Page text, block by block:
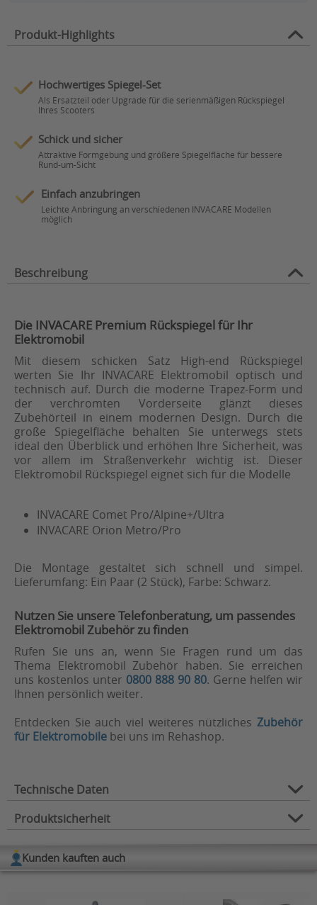
Produkt-Highlights
Hochwertiges Spiegel-Set
Als Ersatzteil oder Upgrade für die serienmäßigen Rückspiegel
Ihres Scooters
Schick und sicher
Attraktive Formgebung und größere Spiegelfläche für bessere
Rund-um-Sicht
Einfach anzubringen
Leichte Anbringung an verschiedenen INVACARE Modellen
möglich
Beschreibung
Die INVACARE Premium Rückspiegel für Ihr
Elektromobil
Mit diesem schicken Satz High-end Rückspiegel
werten Sie Ihr INVACARE Elektromobil optisch und
technisch auf. Durch die moderne Trapez-Form und
der verchromten Vorderseite glänzt dieses
Zubehörteil in einem modernen Design. Durch die
große Spiegelfläche behalten Sie unterwegs stets
ideal den Überblick und erhöhen Ihre Sicherheit, was
vor allem im Straßenverkehr wichtig ist. Dieser
Elektromobil Rückspiegel eignet sich für die Modelle
INVACARE Comet Pro/Alpine+/Ultra
INVACARE Orion Metro/Pro
Die Montage gestaltet sich schnell und simpel.
Lieferumfang: Ein Paar (2 Stück), Farbe: Schwarz.
Nutzen Sie unsere Telefonberatung, um passendes
Elektromobil Zubehör zu finden
Rufen Sie uns an, wenn Sie Fragen rund um das
Thema Elektromobil Zubehör haben. Sie erreichen
uns kostenlos unter 0800 888 90 80. Gerne helfen wir
Ihnen persönlich weiter.
Entdecken Sie auch viel weiteres nützliches Zubehör
für Elektromobile bei uns im Rehashop.
Technische Daten
Zubehör für:
Elektromobile
Verwendungszweck:
Produktsicherheit
Herstellerinformation
Kunden kauften auch